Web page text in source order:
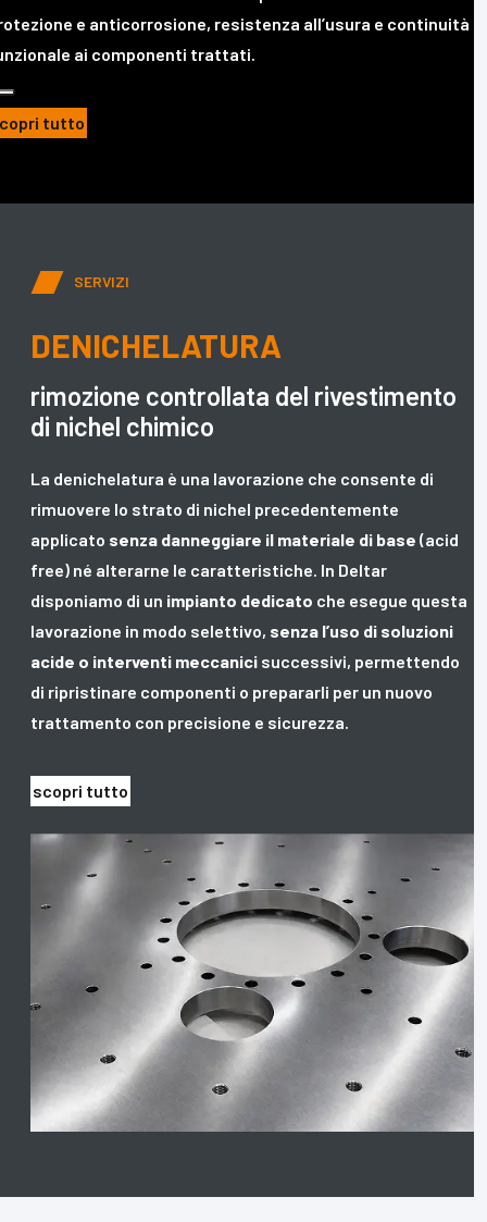
e anticorrosione, resistenza all’usura e continuità
ai componenti trattati.
tutto
SERVIZI
DENICHELATURA
rimozione controllata del rivestimento
di nichel chimico
La denichelatura è una lavorazione che consente di
rimuovere lo strato di nichel precedentemente
applicato senza danneggiare il materiale di base (acid
free) né alterarne le caratteristiche. In Deltar
disponiamo di un impianto dedicato che esegue questa
lavorazione in modo selettivo, senza l’uso di soluzioni
acide o interventi meccanici successivi, permettendo
di ripristinare componenti o prepararli per un nuovo
trattamento con precisione e sicurezza.
scopri tutto